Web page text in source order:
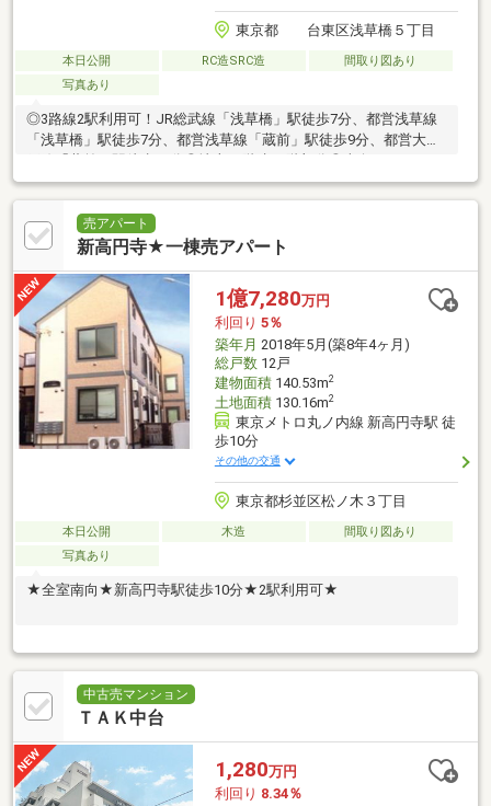
東京都 台東区浅草橋５丁目
本日公開 RC造SRC造
間取り図あり
写真あり
◎3路線2駅利用可！JR総武線「浅草橋」駅徒歩7分、都営浅草線
「浅草橋」駅徒歩7分、都営浅草線「蔵前」駅徒歩9分、都営大江
戸線「蔵前」駅徒歩14分◎地上13階建10階部分◎南向きバルコニ
ーに面した角住戸1K◎2面採光の洋室(約8畳)◎浴室・トイレ別◎
オートロック◎宅配ボックス◎エレベーター有～Life Information
～●マルエツプチ浅草橋三丁目店…約170m(徒歩3分)●セブンイレ
ブン台東浅草橋3丁目店…約210m(徒歩3分)●鳥越神社前郵便局…約
売アパート
新高円寺★一棟売アパート
1億7,280万円
利回り 5％
築年月 2018年5月(築8年4ヶ月)
総戸数12戸
建物面積140.53m2
土地面積130.16m2
東京メトロ丸ノ内線 新高円寺駅 徒
歩10分
その他の交通
東京都杉並区松ノ木３丁目
本日公開 木造
間取り図あり
写真あり
★全室南向★新高円寺駅徒歩10分★2駅利用可★
中古売マンション
ＴＡＫ中台
1,280万円
利回り 8.34％